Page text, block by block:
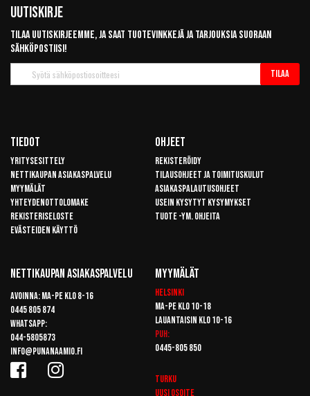
Uutiskirje
Tilaa uutiskirjeemme, ja saat tuotevinkkejä ja tarjouksia suoraan
sähköpostiisi!
uutiskirje
Tilaa
Tiedot
Yritysesittely
Nettikaupan asiakaspalvelu
Myymälät
Yhteydenottolomake
Rekisteriseloste
Evästeiden käyttö
Ohjeet
Rekisteröidy
Tilausohjeet ja toimituskulut
Asiakaspalautusohjeet
Usein kysytyt kysymykset
Tuote -ym. ohjeita
Nettikaupan Asiakaspalvelu
Avoinna: Ma-pe klo 8-16
0445 805 874
Whatsapp:
044-5805873
info@punanaamio.fi
Myymälät
Helsinki
Ma-pe klo 10-18
Lauantaisin klo 10-16
Puh:
0445-805 850
Turku
Uusi osoite